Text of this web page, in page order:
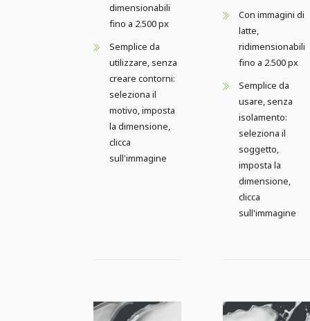
dimensionabili
fino a 2.500 px
Semplice da
utilizzare, senza
creare contorni:
seleziona il
motivo, imposta
la dimensione,
clicca
sull'immagine
Con immagini di
latte,
ridimensionabili
fino a 2.500 px
Semplice da
usare, senza
isolamento:
seleziona il
soggetto,
imposta la
dimensione,
clicca
sull'immagine